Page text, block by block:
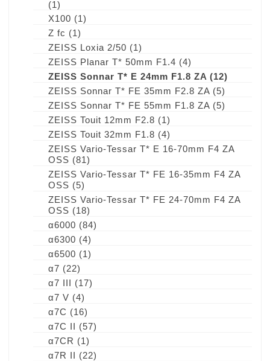
(1)
X100 (1)
Z fc (1)
ZEISS Loxia 2/50 (1)
ZEISS Planar T* 50mm F1.4 (4)
ZEISS Sonnar T* E 24mm F1.8 ZA (12)
ZEISS Sonnar T* FE 35mm F2.8 ZA (5)
ZEISS Sonnar T* FE 55mm F1.8 ZA (5)
ZEISS Touit 12mm F2.8 (1)
ZEISS Touit 32mm F1.8 (4)
ZEISS Vario-Tessar T* E 16-70mm F4 ZA
OSS (81)
ZEISS Vario-Tessar T* FE 16-35mm F4 ZA
OSS (5)
ZEISS Vario-Tessar T* FE 24-70mm F4 ZA
OSS (18)
α6000 (84)
α6300 (4)
α6500 (1)
α7 (22)
α7 III (17)
α7 V (4)
α7C (16)
α7C II (57)
α7CR (1)
α7R II (22)